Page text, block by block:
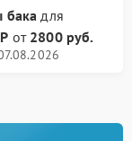
бака для
от 2800 руб.